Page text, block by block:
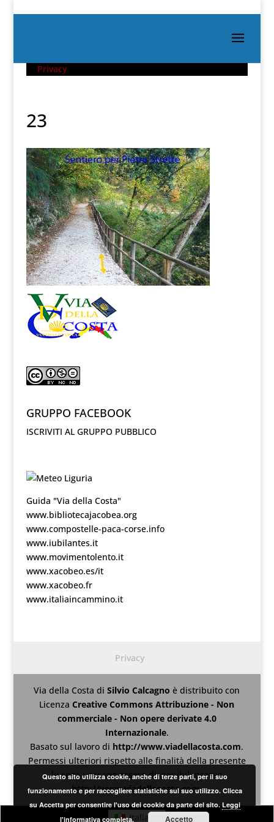
Privacy
23
GRUPPO FACEBOOK
ISCRIVITI AL GRUPPO PUBBLICO
Guida "Via della Costa"
www.bibliotecajacobea.org
www.compostelle-paca-corse.info
www.iubilantes.it
www.movimentolento.it
www.xacobeo.es/it
www.xacobeo.fr
www.italiaincammino.it
Privacy
Via della Costa diSilvio Calcagnoè distribuito con
LicenzaCreative Commons Attribuzione - Non
commerciale - Non opere derivate 4.0
Internazionale.
Basato sul lavoro di http://www.viadellacosta.com.
Permessi ulteriori rispetto alle finalità della presente
licenza possono essere disponibili presso
http://www.viadellacosta.com.
Italiano
Questo sito utilizza cookie, anche di terze parti, per il suo
funzionamento e per raccogliere statistiche sul suo utilizzo. Clicca
su Accetta per consentire l'uso dei cookie da parte del sito.Leggi
l'informativa completa.
Accetto